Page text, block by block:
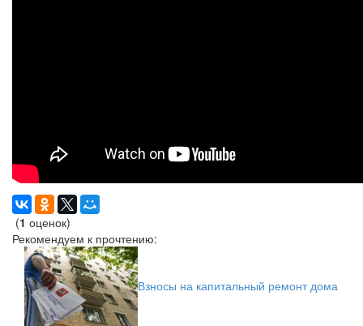
(1 оценок)
Рекомендуем к прочтению:
Взносы на капитальный ремонт дома